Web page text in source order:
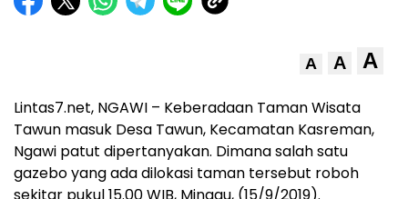
A A A
Lintas7.net, NGAWI – Keberadaan Taman Wisata
Tawun masuk Desa Tawun, Kecamatan Kasreman,
Ngawi patut dipertanyakan. Dimana salah satu
gazebo yang ada dilokasi taman tersebut roboh